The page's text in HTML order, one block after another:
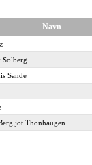
Navn
Sande
Thonhaugen